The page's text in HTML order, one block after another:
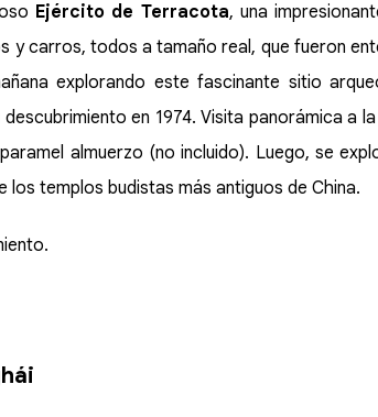
Ejército de Terracota, una
y carros, todos a tamaño real, que fueron
explorando este fascinante sitio
en 1974. Visita panorámica a
almuerzo (no incluido). Luego, se
los templos budistas más antiguos de China.